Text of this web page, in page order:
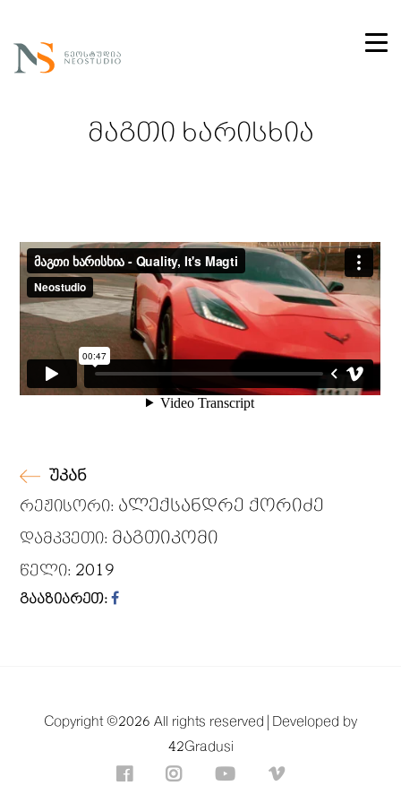
მაგთი ხარისხია
უკან
რეჟისორი: ალექსანდრე ქორიძე
დამკვეთი: მაგთიკომი
წელი: 2019
გააზიარეთ:
Copyright ©2026 All rights reserved |
Developed by
42Gradusi